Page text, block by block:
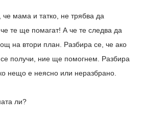
мама и татко, не трябва да
те ще помагат! А че те следва да
на втори план. Разбира се, че ако
получи, ние ще помогнем. Разбира
нещо е неясно или неразбрано.
ли?